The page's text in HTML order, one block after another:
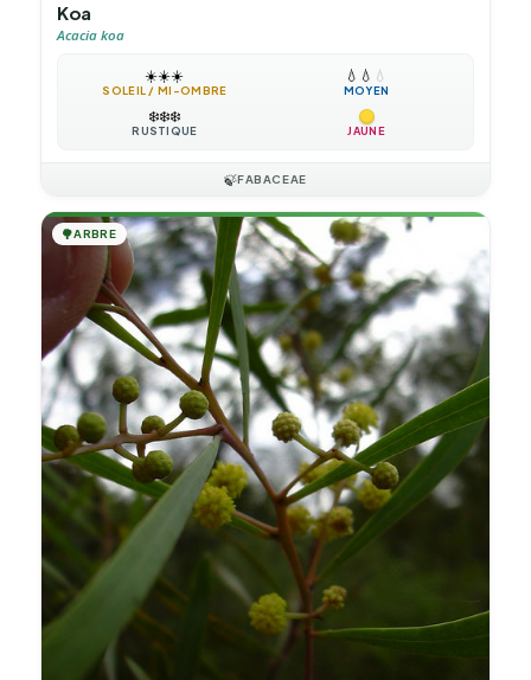
Koa
Acacia koa
☀️☀️☀️
SOLEIL / MI-OMBRE
💧 💧 💧
MOYEN
❄️❄️❄️
RUSTIQUE JAUNE
🍃FABACEAE
🌳ARBRE